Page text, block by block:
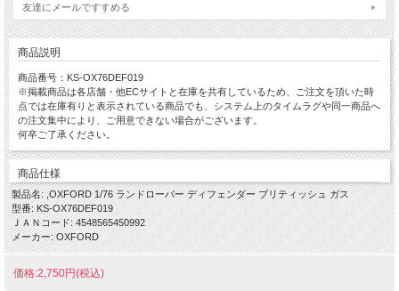
友達にメールですすめる
商品説明
商品番号：KS-OX76DEF019
※掲載商品は各店舗・他ECサイトと在庫を共有しているため、ご注文を頂いた時
点では在庫有りと表示されている商品でも、システム上のタイムラグや同一商品へ
の注文集中により、ご用意できない場合がございます。
何卒ご了承ください。
商品仕様
製品名: ,OXFORD 1/76 ランドローバー ディフェンダー ブリティッシュ ガス
型番: KS-OX76DEF019
ＪＡＮコード: 4548565450992
メーカー: OXFORD
価格:2,750円(税込)